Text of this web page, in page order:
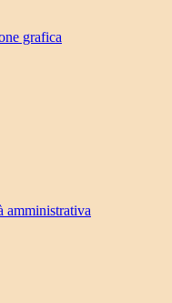
grafica
amministrativa